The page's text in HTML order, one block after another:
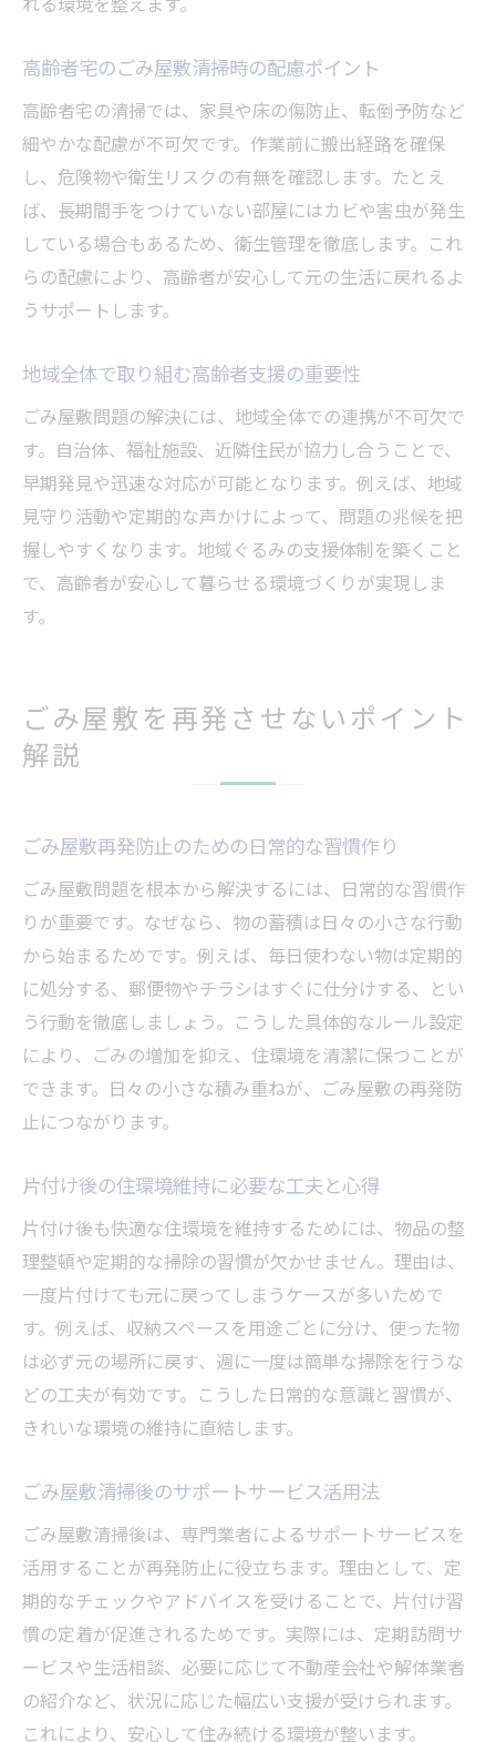
高齢者宅のごみ屋敷清掃時の配慮ポイント
高齢者宅の清掃では、家具や床の傷防止、転倒予防など
細やかな配慮が不可欠です。作業前に搬出経路を確保
し、危険物や衛生リスクの有無を確認します。たとえ
ば、長期間手をつけていない部屋にはカビや害虫が発生
している場合もあるため、衛生管理を徹底します。これ
らの配慮により、高齢者が安心して元の生活に戻れるよ
うサポートします。
地域全体で取り組む高齢者支援の重要性
ごみ屋敷問題の解決には、地域全体での連携が不可欠で
す。自治体、福祉施設、近隣住民が協力し合うことで、
早期発見や迅速な対応が可能となります。例えば、地域
見守り活動や定期的な声かけによって、問題の兆候を把
握しやすくなります。地域ぐるみの支援体制を築くこと
で、高齢者が安心して暮らせる環境づくりが実現しま
す。
ごみ屋敷を再発させないポイント
解説
ごみ屋敷再発防止のための日常的な習慣作り
ごみ屋敷問題を根本から解決するには、日常的な習慣作
りが重要です。なぜなら、物の蓄積は日々の小さな行動
から始まるためです。例えば、毎日使わない物は定期的
に処分する、郵便物やチラシはすぐに仕分けする、とい
う行動を徹底しましょう。こうした具体的なルール設定
により、ごみの増加を抑え、住環境を清潔に保つことが
できます。日々の小さな積み重ねが、ごみ屋敷の再発防
止につながります。
片付け後の住環境維持に必要な工夫と心得
片付け後も快適な住環境を維持するためには、物品の整
理整頓や定期的な掃除の習慣が欠かせません。理由は、
一度片付けても元に戻ってしまうケースが多いためで
す。例えば、収納スペースを用途ごとに分け、使った物
は必ず元の場所に戻す、週に一度は簡単な掃除を行うな
どの工夫が有効です。こうした日常的な意識と習慣が、
きれいな環境の維持に直結します。
ごみ屋敷清掃後のサポートサービス活用法
ごみ屋敷清掃後は、専門業者によるサポートサービスを
活用することが再発防止に役立ちます。理由として、定
期的なチェックやアドバイスを受けることで、片付け習
慣の定着が促進されるためです。実際には、定期訪問サ
ービスや生活相談、必要に応じて不動産会社や解体業者
の紹介など、状況に応じた幅広い支援が受けられます。
これにより、安心して住み続ける環境が整います。